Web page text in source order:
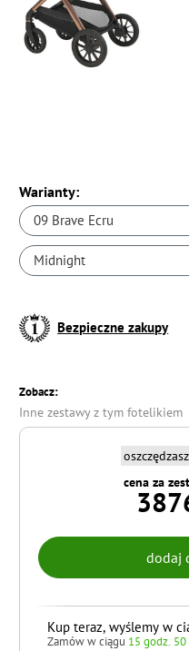
Warianty:
09 Brave Ecru
Midnight
Bezpieczne zakupy
Zobacz:
Inne zestawy z tym fotelikiem
oszczędzasz
cena za
Kup teraz, wyślemy w
Zamów w ciągu 15 godz.